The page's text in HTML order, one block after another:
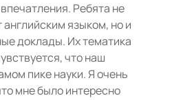
Ребята не
языком, но и
доклады. Их тематика
что наш
пике науки. Я очень
мне было интересно